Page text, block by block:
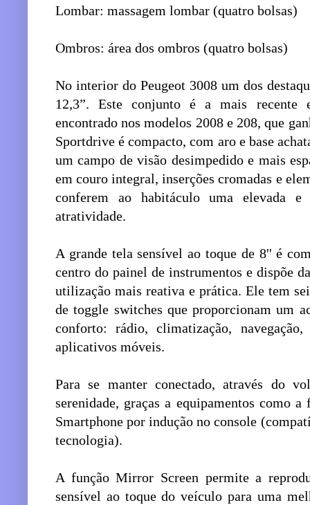
Lombar: massagem lombar (quatro bolsas)
Ombros: área dos ombros (quatro bolsas)
No interior do Peugeot 3008 um dos
12,3”. Este conjunto é a mais recente
encontrado nos modelos 2008 e 208, que
Sportdrive é compacto, com aro e base
um campo de visão desimpedido e mais
em couro integral, inserções cromadas e
conferem ao habitáculo uma elevada
atratividade.
A grande tela sensível ao toque de 8'' é
centro do painel de instrumentos e dispõe
utilização mais reativa e prática. Ele tem
de toggle switches que proporcionam um
conforto: rádio, climatização,
aplicativos móveis.
Para se manter conectado, através do
serenidade, graças a equipamentos como
Smartphone por indução no console
tecnologia).
A função Mirror Screen permite a
sensível ao toque do veículo para uma